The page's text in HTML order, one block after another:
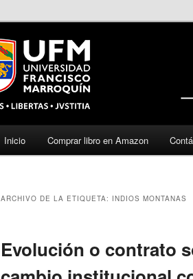
Ir
principal
Ir
secundario
Inicio Comprar libro en Amazon
ARCHIVO DE LA ETIQUETA: INDIOS MONTANAS
Evolución o contrato